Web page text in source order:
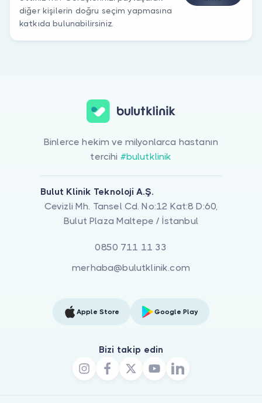
diğer kişilerin doğru seçim yapmasına
katkıda bulunabilirsiniz.
Binlerce hekim ve milyonlarca hastanın
tercihi #bulutklinik
Bulut Klinik Teknoloji A.Ş.
Cevizli Mh. Tansel Cd. No:12 Kat:8 D:60,
Bulut Plaza Maltepe / İstanbul
0850 711 11 33
merhaba@bulutklinik.com
Apple Store Google Play
Bizi takip edin